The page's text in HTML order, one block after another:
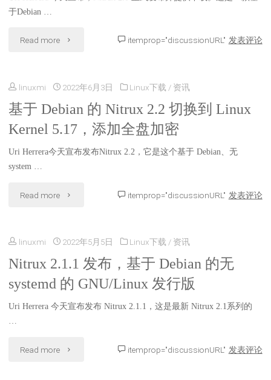
件
新"
具
和
最
的
软
于Debian …
Read more "Nitrux
发
布，
可
动
完
整
Android
itemprop="discussionURL" 发表评论
linuxmi 2022年6月3日 Linux下载 / 资讯
基于 Debian 的 Nitrux 2.2 切换到 Linux
Kernel 5.17，添加全盘加密
Uri Herrera今天宣布发布Nitrux 2.2，它是这个基于 Debian、无
system …
Read more "基
Debian
的
Nitrux
itemprop="discussionURL" 发表评论
linuxmi 2022年5月5日 Linux下载 / 资讯
Nitrux 2.1.1 发布，基于 Debian 的无
systemd 的 GNU/Linux 发行版
Uri Herrera 今天宣布发布 Nitrux 2.1.1，这是最新 Nitrux 2.1系列的
…
Read more "Nitrux itemprop="discussionURL" 发表评论